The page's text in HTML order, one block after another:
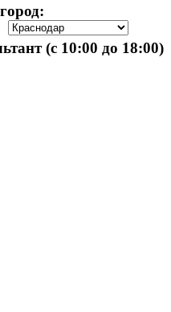
(с 10:00 до 18:00)